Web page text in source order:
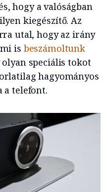
hogy a valóságban
kiegészítő. Az
utal, hogy az irány
is beszámoltunk
speciális tokot
hagyományos
a telefont.